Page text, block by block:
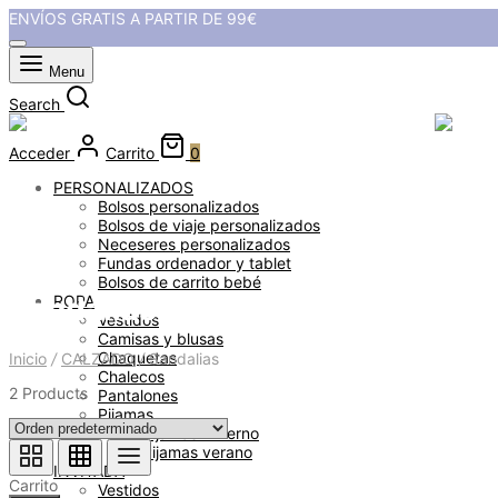
ENVÍOS GRATIS A PARTIR DE 99€
Menu
Search
Acceder Carrito
0
PERSONALIZADOS
Bolsos personalizados
Bolsos de viaje personalizados
Neceseres personalizados
Fundas ordenador y tablet
Bolsos de carrito bebé
ROPA
Vestidos
Camisas y blusas
Chaquetas
Chalecos
Pantalones
Pijamas
Pijamas invierno
Pijamas verano
INVITADA
Vestidos
Sandalias
Inicio / CALZADO /Sandalias
2 Products
Carrito